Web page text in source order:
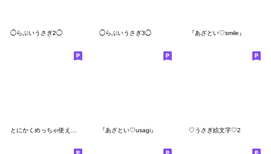
◯らぶいうさぎ2◯ ◯らぶいうさぎ3◯ 『あざとい♡smile』
とにかくめっちゃ使えるnewあざといっぬ 『あざとい♡usagi』 ♡うさぎ絵文字♡2